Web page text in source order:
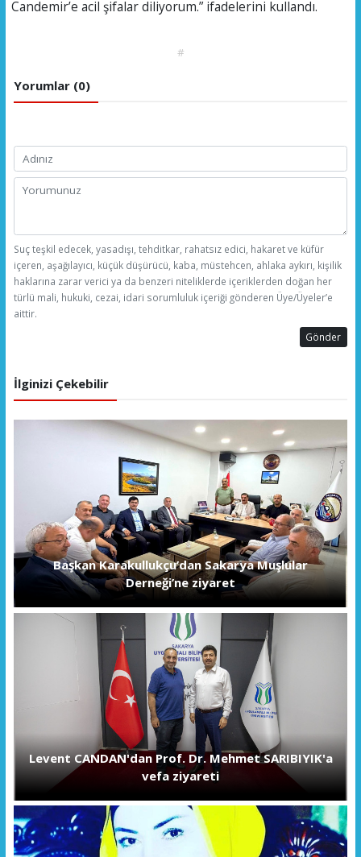
Candemir’e acil şifalar diliyorum.” ifadelerini kullandı.
#
Yorumlar (0)
Suç teşkil edecek, yasadışı, tehditkar, rahatsız edici, hakaret ve küfür
içeren, aşağılayıcı, küçük düşürücü, kaba, müstehcen, ahlaka aykırı, kişilik
haklarına zarar verici ya da benzeri niteliklerde içeriklerden doğan her
türlü mali, hukuki, cezai, idari sorumluluk içeriği gönderen Üye/Üyeler’e
aittir.
Gönder
İlginizi Çekebilir
Başkan Karakullukçu’dan Sakarya Muşlular
Derneği’ne ziyaret
Levent CANDAN'dan Prof. Dr. Mehmet SARIBIYIK'a
vefa ziyareti